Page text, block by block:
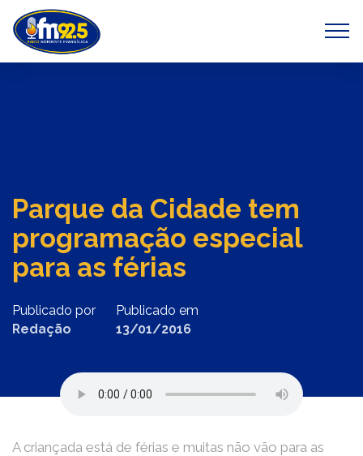
Previous Next
Parque da Cidade tem
programação especial
para as férias
Publicado por
Redação
Publicado em
13/01/2016
A criançada está de férias e muitas não vão para as